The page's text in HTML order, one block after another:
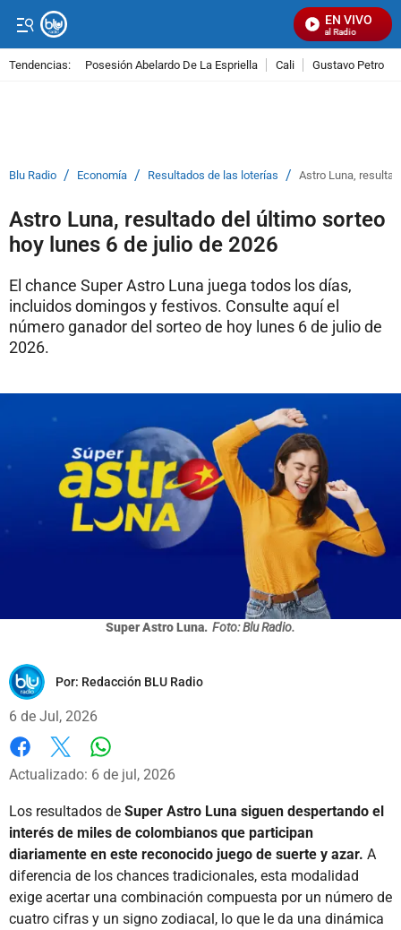
EN VIVO
Señal Visual Radio
Tendencias: Posesión Abelardo De La Espriella Cali Gustavo Petro
Blu Radio / Economía / Resultados de las loterías / Astro Luna,
Astro Luna, resultado del último sorteo
hoy lunes 6 de julio de 2026
El chance Super Astro Luna juega todos los días,
incluidos domingos y festivos. Consulte aquí el
número ganador del sorteo de hoy lunes 6 de julio de
2026.
Super Astro Luna. Foto: Blu Radio.
Por: Redacción BLU Radio
6 de Jul, 2026
Facebook
X
Actualizado: 6 de jul, 2026
Los resultados de Super Astro Luna siguen despertando el
interés de miles de colombianos que participan
diariamente en este reconocido juego de suerte y azar. A
diferencia de los chances tradicionales, esta modalidad
exige acertar una combinación compuesta por un número de
cuatro cifras y un signo zodiacal, lo que le da una dinámica